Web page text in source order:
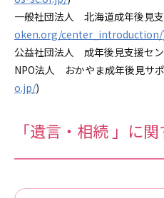
一般社団法人 北海道成年後見
oken.org/center_introduction/
公益社団法人 成年後見支援セ
NPO法人 おかやま成年後見サ
o.jp/)
「遺言・相続 」に